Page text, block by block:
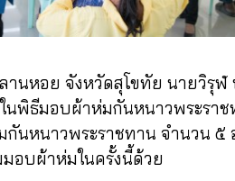
หอย จังหวัดสุโขทัย นายวิรุฬ
นพิธีมอบผ้าห่มกันหนาวพระรา
หนาวพระราชทาน จำนวน ๕
อบผ้าห่มในครั้งนี้ด้วย